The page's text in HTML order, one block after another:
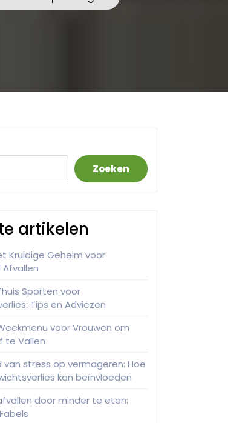
Zoeken
artikelen
Kruidige Geheim voor
Afvallen
Sporten voor
Tips en Adviezen
voor Vrouwen om
te Vallen
van stress op vermageren: Hoe
kan beïnvloeden
door minder te eten: